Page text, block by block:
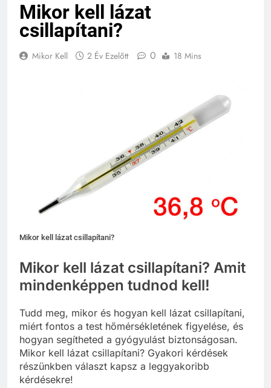
Mikor kell lázat
csillapítani?
Mikor Kell 2 Év Ezelőtt 0 18 Mins
Mikor kell lázat csillapítani?
Mikor kell lázat csillapítani? Amit
mindenképpen tudnod kell!
Tudd meg, mikor és hogyan kell lázat csillapítani,
miért fontos a test hőmérsékletének figyelése, és
hogyan segítheted a gyógyulást biztonságosan.
Mikor kell lázat csillapítani? Gyakori kérdések
részünkben választ kapsz a leggyakoribb
kérdésekre!